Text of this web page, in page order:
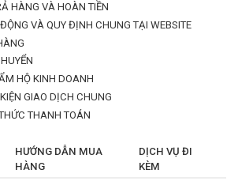
HÀNG VÀ HOÀN TIỀN
VÀ QUY ĐỊNH CHUNG TẠI WEBSITE
HỘ KINH DOANH
GIAO DỊCH CHUNG
THANH TOÁN
HƯỚNG DẪN MUA
HÀNG
DỊCH VỤ ĐI
KÈM